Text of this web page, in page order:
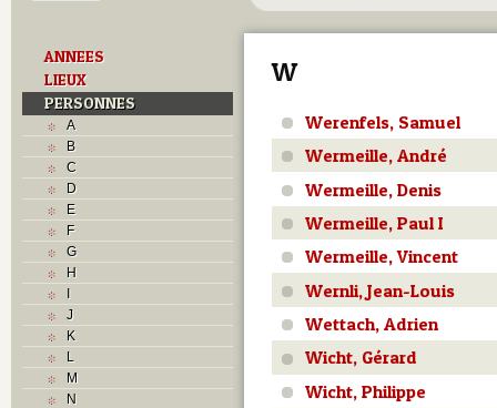
ANNEES
LIEUX
PERSONNES
A
B
C
D
E
F
G
H
I
J
K
L
M
N
W
Werenfels, Samuel
Wermeille, André
Wermeille, Denis
Wermeille, Paul I
Wermeille, Vincent
Wernli, Jean-Louis
Wettach, Adrien
Wicht, Gérard
Wicht, Philippe